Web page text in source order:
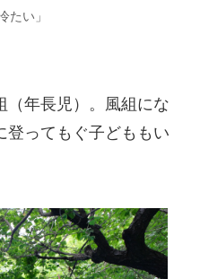
たい」
（年長児）。風組にな
登ってもぐ子どももい